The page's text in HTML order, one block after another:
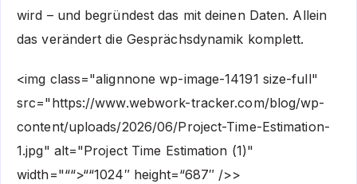
wird – und begründest das mit deinen Daten. Allein
das verändert die Gesprächsdynamik komplett.
<img class="alignnone wp-image-14191 size-full"
src="https://www.webwork-tracker.com/blog/wp-
content/uploads/2026/06/Project-Time-Estimation-
1.jpg" alt="Project Time Estimation (1)"
width="““>““1024″ height=“687″ />>